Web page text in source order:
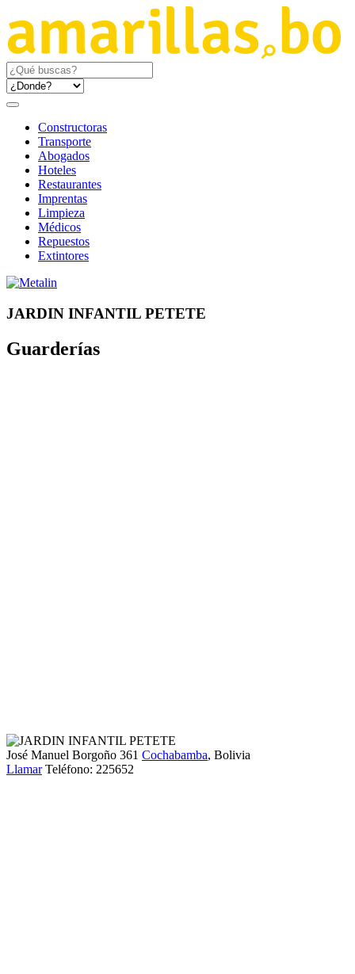
Constructoras
Transporte
Abogados
Hoteles
Restaurantes
Imprentas
Limpieza
Médicos
Repuestos
Extintores
JARDIN INFANTIL PETETE
Guarderías
José Manuel Borgoño 361 Cochabamba, Bolivia
Llamar Teléfono: 225652